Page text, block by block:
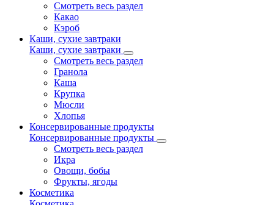
Смотреть весь раздел
Какао
Кэроб
Каши, сухие завтраки
Каши, сухие завтраки
Смотреть весь раздел
Гранола
Каша
Крупка
Мюсли
Хлопья
Консервированные продукты
Консервированные продукты
Смотреть весь раздел
Икра
Овощи, бобы
Фрукты, ягоды
Косметика